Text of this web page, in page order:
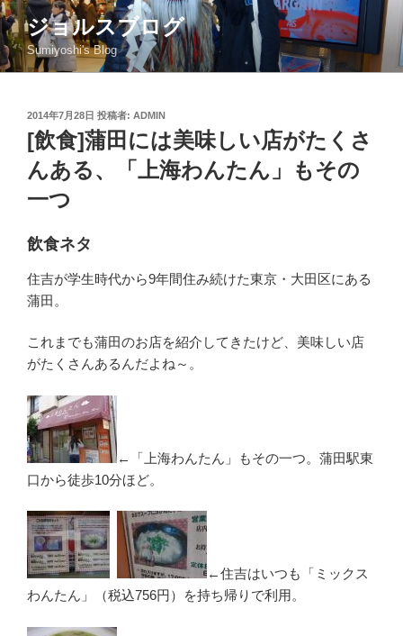
コ
ン
テ
ン
ジョルスブログ
Sumiyoshi's Blog
投
稿
日:
2014年7月28日 投稿者: ADMIN
[飲食]蒲田には美味しい店がたくさ
んある、「上海わんたん」もその
一つ
飲食ネタ
住吉が学生時代から9年間住み続けた東京・大田区にある
蒲田。
これまでも蒲田のお店を紹介してきたけど、美味しい店
がたくさんあるんだよね～。
←「上海わんたん」もその一つ。蒲田駅東
口から徒歩10分ほど。
←住吉はいつも「ミックス
わんたん」（税込756円）を持ち帰りで利用。